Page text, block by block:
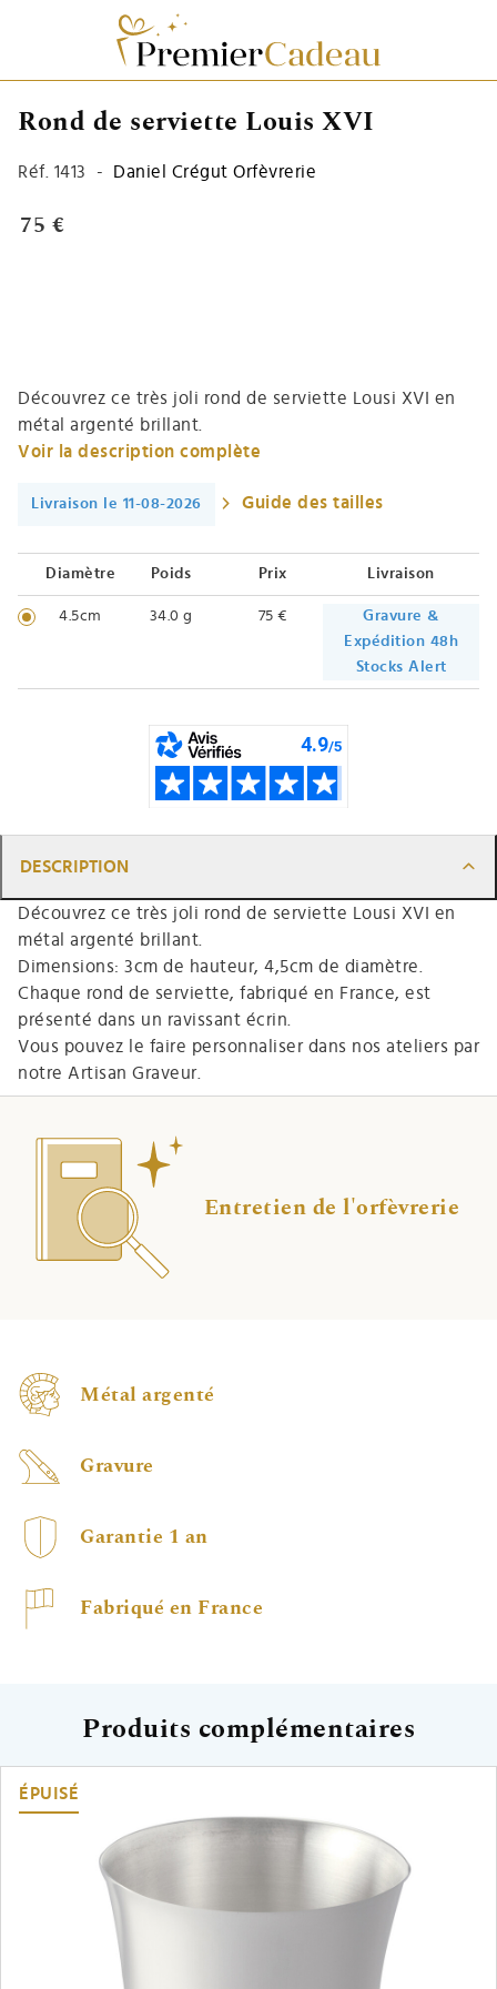
Rond de serviette Louis XVI
Réf. 1413 - Daniel Crégut Orfèvrerie
75 €
Découvrez ce très joli rond de serviette Lousi XVI en
métal argenté brillant.
Voir la description complète
Livraison le 11-08-2026 Guide des tailles
Diamètre Poids Prix Livraison
4.5cm 34.0 g 75 €
Gravure &
Expédition 48h
Stocks Alert
DESCRIPTION
Découvrez ce très joli rond de serviette Lousi XVI en
métal argenté brillant.
Dimensions: 3cm de hauteur, 4,5cm de diamètre.
Chaque rond de serviette, fabriqué en France, est
présenté dans un ravissant écrin.
Vous pouvez le faire personnaliser dans nos ateliers par
notre Artisan Graveur.
Entretien de l'orfèvrerie
Métal argenté
Gravure
Garantie 1 an
Fabriqué en France
Produits complémentaires
ÉPUISÉ